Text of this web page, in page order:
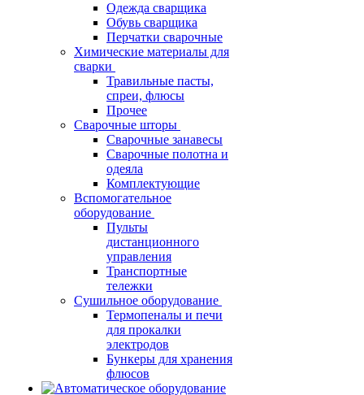
Одежда сварщика
Обувь сварщика
Перчатки сварочные
Химические материалы для
сварки
Травильные пасты,
спреи, флюсы
Прочее
Сварочные шторы
Сварочные занавесы
Сварочные полотна и
одеяла
Комплектующие
Вспомогательное
оборудование
Пульты
дистанционного
управления
Транспортные
тележки
Сушильное оборудование
Термопеналы и печи
для прокалки
электродов
Бункеры для хранения
флюсов